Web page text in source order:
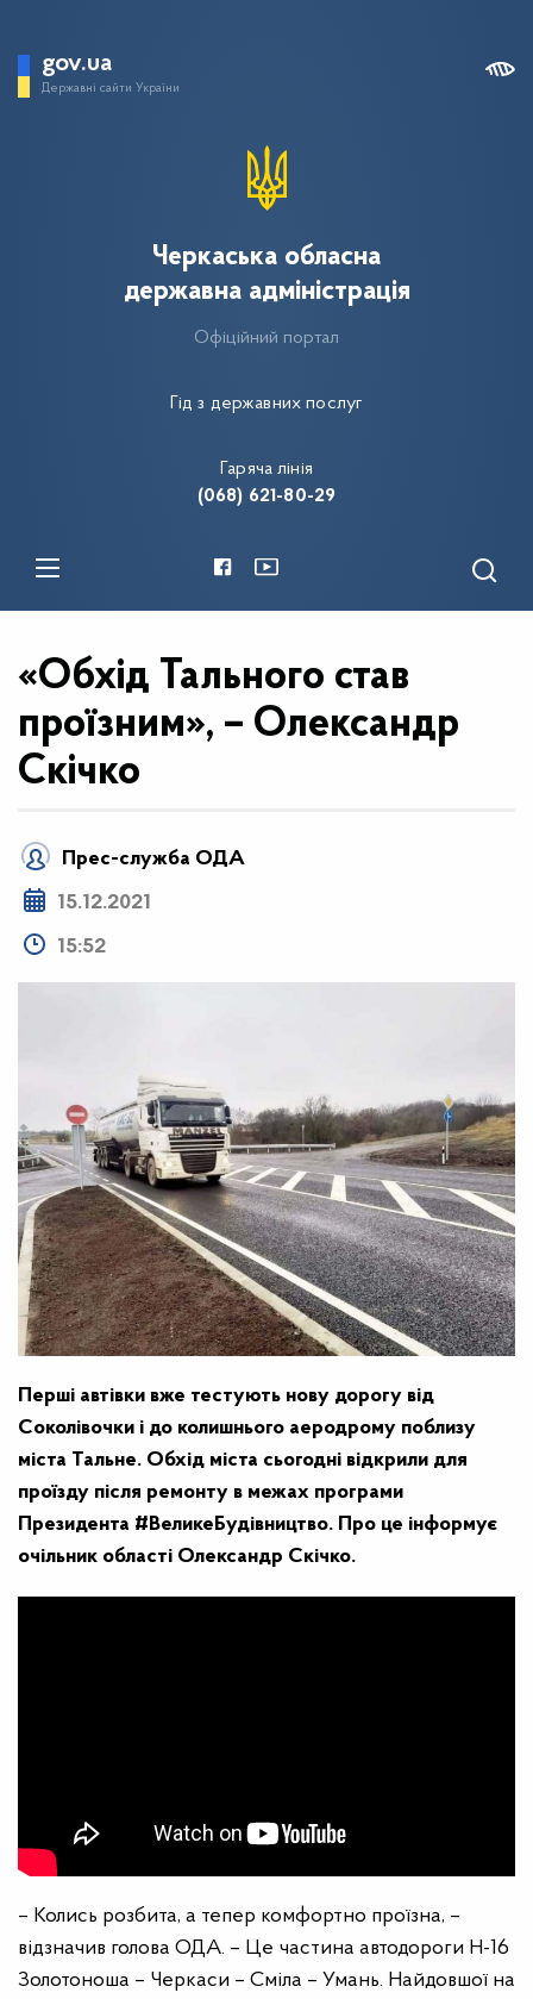
gov.ua
Державні сайти України
Гід з державних послуг
Черкаська обласна
державна адміністрація
Офіційний портал
Гаряча лінія
(068) 621-80-29
«Обхід Тального став
проїзним», – Олександр
Скічко
Прес-служба ОДА
15.12.2021
15:52
Перші автівки вже тестують нову дорогу від
Соколівочки і до колишнього аеродрому поблизу
міста Тальне. Обхід міста сьогодні відкрили для
проїзду після ремонту в межах програми
Президента #ВеликеБудівництво. Про це інформує
очільник області Олександр Скічко.
– Колись розбита, а тепер комфортно проїзна, –
відзначив голова ОДА. – Це частина автодороги Н-16
Золотоноша – Черкаси – Сміла – Умань. Найдовшої на